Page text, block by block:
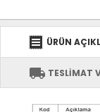
receipt ÜRÜN
local_shipping TESLİMAT